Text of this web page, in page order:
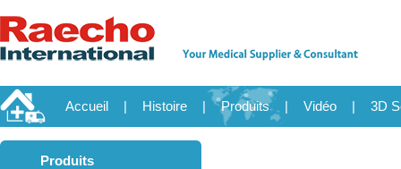
Accueil | Histoire | Produits | Vidéo | 3D
Produits